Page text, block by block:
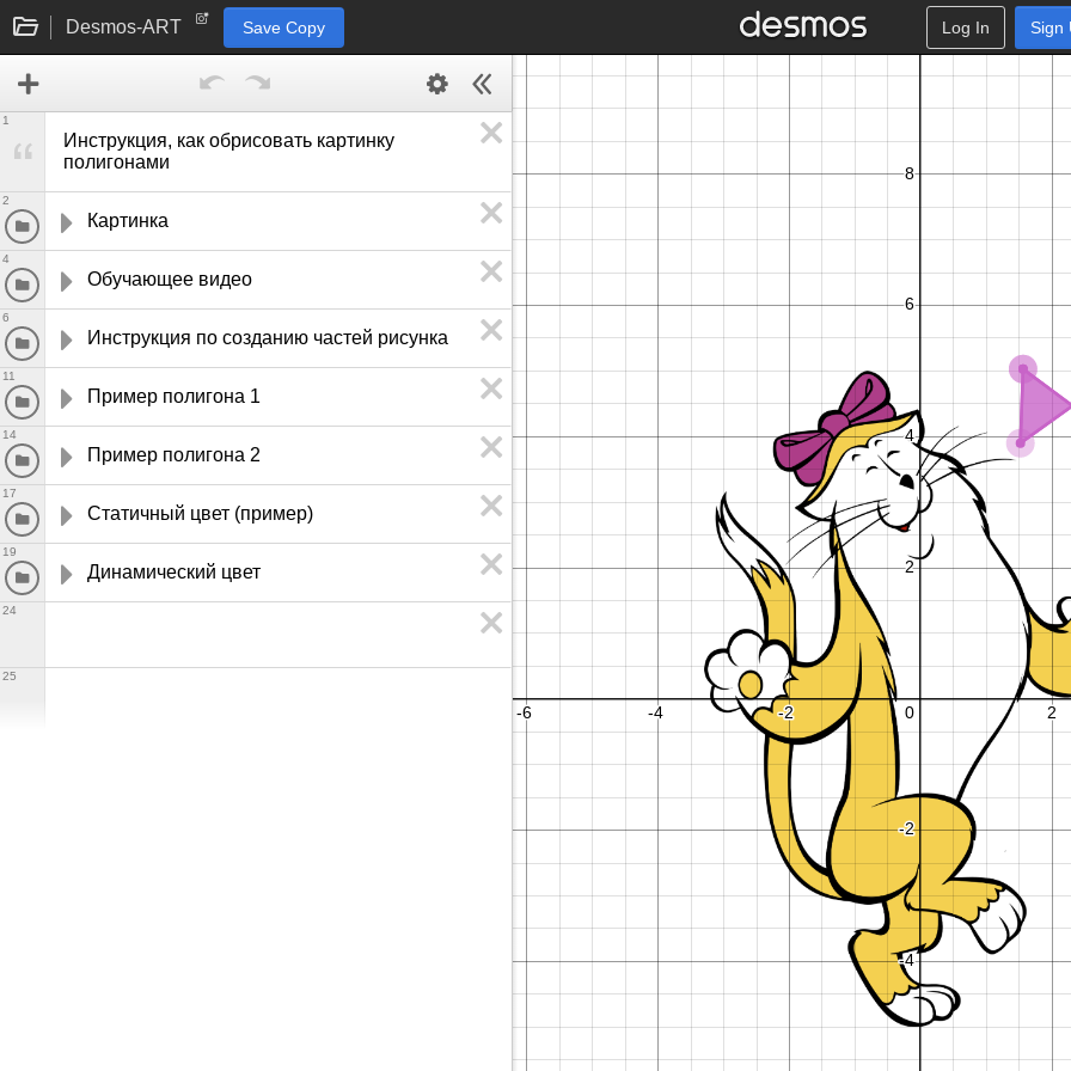
Desmos-ART Save Copy Log In Sign
Инструкция, как обрисовать картинку
полигонами
1
Картинка
2
Обучающее видео
4
Инструкция по созданию частей рисунка
6
Пример полигона 1
11
Пример полигона 2
14
Статичный цвет (пример)
17
Динамический цвет
19
24
25